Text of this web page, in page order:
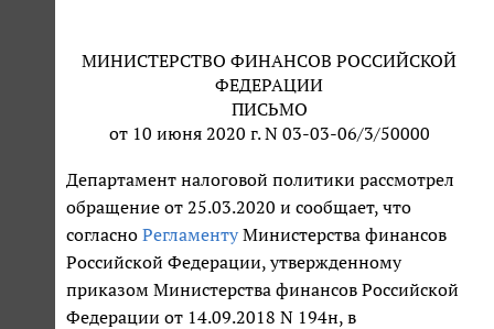
МИНИСТЕРСТВО ФИНАНСОВ РОССИЙСКОЙ
ФЕДЕРАЦИИ
ПИСЬМО
от 10 июня 2020 г. N 03-03-06/3/50000
Департамент налоговой политики рассмотрел
обращение от 25.03.2020 и сообщает, что
согласно РегламентуМинистерства финансов
Российской Федерации, утвержденному
приказом Министерства финансов Российской
Федерации от 14.09.2018 N 194н, в